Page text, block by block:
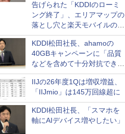
告げられた「KDDIのローミ
ング終了」、エリアマップの
落とし穴と楽天モバイルの課
題
KDDI松田社長、ahamoの
40GBキャンペーンに「品質
などを含めて十分対抗でき
る」
IIJの26年度1Qは増収増益、
「IIJmio」は145万回線超に
KDDI松田社長、「スマホを
軸にAIデバイス増やしたい」